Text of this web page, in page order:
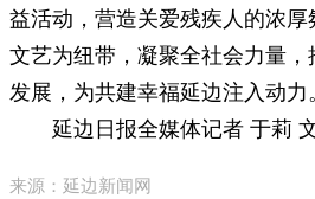
益活动，营造关爱残疾人的浓
文艺为纽带，凝聚全社会力量
发展，为共建幸福延边注入动力。
延边日报全媒体记者 于莉
来源：延边新闻网